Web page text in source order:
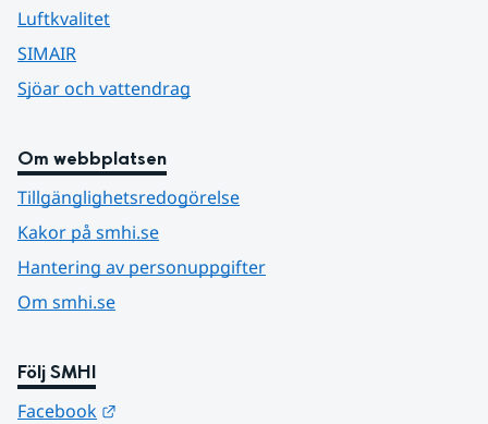
Luftkvalitet
SIMAIR
Sjöar och vattendrag
Om webbplatsen
Tillgänglighetsredogörelse
Kakor på smhi.se
Hantering av personuppgifter
Om smhi.se
Följ SMHI
Facebook